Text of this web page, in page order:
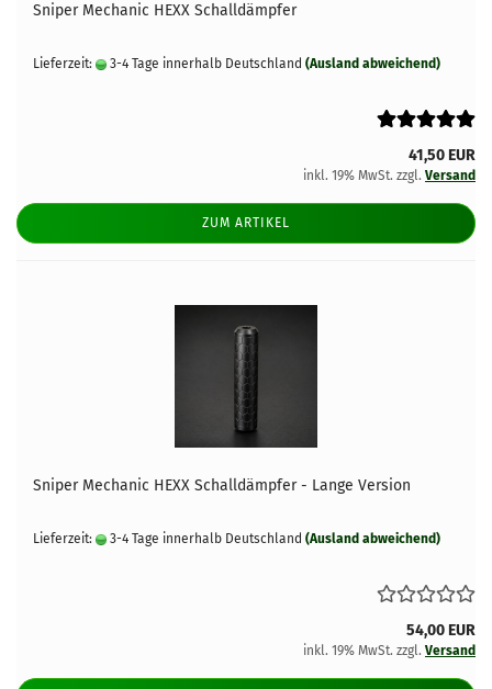
Sniper Mechanic HEXX Schalldämpfer
Lieferzeit: 3-4 Tage innerhalb Deutschland (Ausland abweichend)
41,50 EUR
inkl. 19% MwSt. zzgl. Versand
ZUM ARTIKEL
Sniper Mechanic HEXX Schalldämpfer - Lange Version
Lieferzeit: 3-4 Tage innerhalb Deutschland (Ausland abweichend)
54,00 EUR
inkl. 19% MwSt. zzgl. Versand